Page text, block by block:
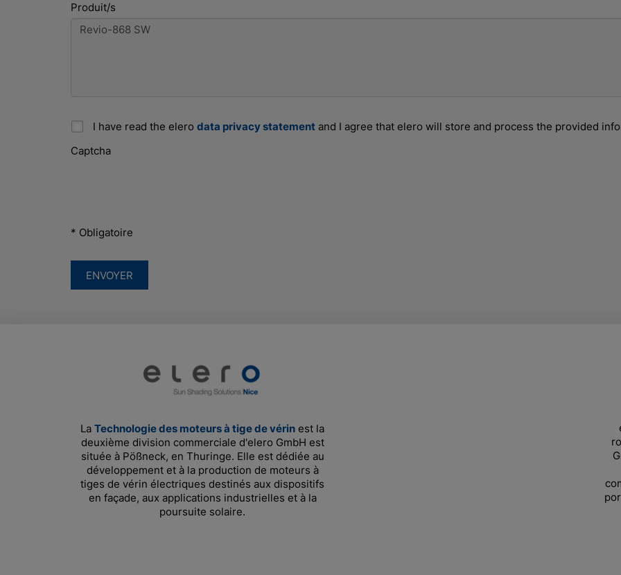
Produit/s
I have read the elero data privacy statement and I agree that elero will store and process the provided
Captcha
* Obligatoire
ENVOYER
La Technologie des moteurs à tige de vérin est la
deuxième division commerciale d'elero GmbH est
située à Pößneck, en Thuringe. Elle est dédiée au
développement et à la production de moteurs à
tiges de vérin électriques destinés aux dispositifs
en façade, aux applications industrielles et à la
poursuite solaire.